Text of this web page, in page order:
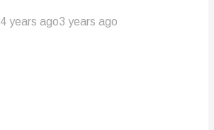
4 years ago3 years ago